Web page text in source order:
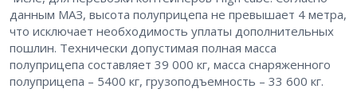
данным МАЗ, высота полуприцепа не превышает 4 метра,
что исключает необходимость уплаты дополнительных
пошлин. Технически допустимая полная масса
полуприцепа составляет 39 000 кг, масса снаряженного
полуприцепа – 5400 кг, грузоподъемность – 33 600 кг.